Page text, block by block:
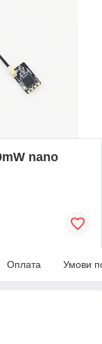
nano
Оплата Умови